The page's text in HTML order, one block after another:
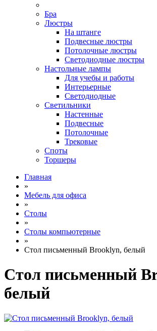
Бра
Люстры
На штанге
Подвесные люстры
Потолочные люстры
Светодиодные люстры
Настольные лампы
Для учебы и работы
Интерьерные
Светодиодные
Светильники
Настенные
Подвесные
Потолочные
Трековые
Споты
Торшеры
Главная
»
Мебель для офиса
»
Столы
»
Столы компьютерные
»
Стол письменный Brooklyn, белый
Стол письменный
белый